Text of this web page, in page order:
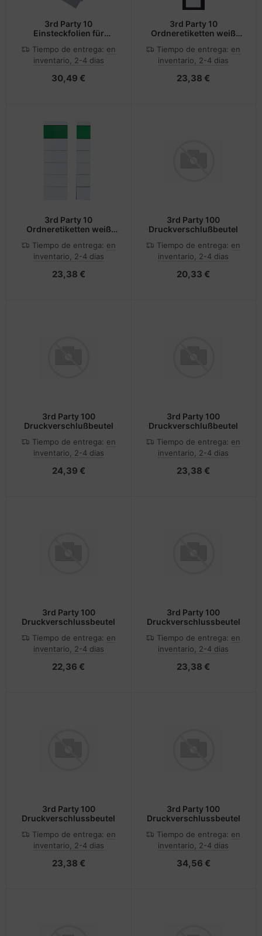
3rd Party 10
Einsteckfolien für
SignSystems
Tiempo de entrega: en
inventario, 2-4 dias
30,49 €
3rd Party 10
Ordneretiketten weiß
Tiempo de entrega: en
inventario, 2-4 dias
23,38 €
3rd Party 10
Ordneretiketten weiß
Tiempo de entrega: en
inventario, 2-4 dias
23,38 €
3rd Party 100
Druckverschlußbeutel
Tiempo de entrega: en
inventario, 2-4 dias
20,33 €
3rd Party 100
Druckverschlußbeutel
Tiempo de entrega: en
inventario, 2-4 dias
24,39 €
3rd Party 100
Druckverschlußbeutel
Tiempo de entrega: en
inventario, 2-4 dias
23,38 €
3rd Party 100
Druckverschlussbeutel
Tiempo de entrega: en
inventario, 2-4 dias
22,36 €
3rd Party 100
Druckverschlussbeutel
Tiempo de entrega: en
inventario, 2-4 dias
23,38 €
3rd Party 100
Druckverschlussbeutel
Tiempo de entrega: en
inventario, 2-4 dias
23,38 €
3rd Party 100
Druckverschlussbeutel
Tiempo de entrega: en
inventario, 2-4 dias
34,56 €